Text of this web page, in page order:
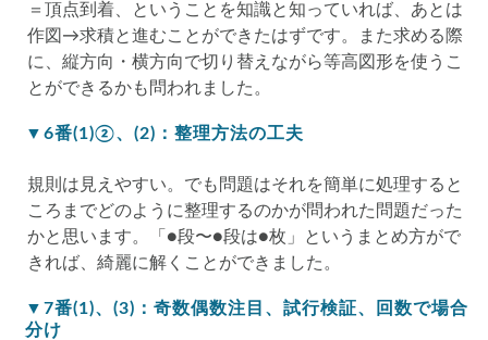
＝頂点到着、ということを知識と知っていれば、あとは
作図→求積と進むことができたはずです。また求める際
に、縦方向・横方向で切り替えながら等高図形を使うこ
とができるかも問われました。
▼6番(1)②、(2)：整理方法の工夫
規則は見えやすい。でも問題はそれを簡単に処理すると
ころまでどのように整理するのかが問われた問題だった
かと思います。「●段〜●段は●枚」というまとめ方がで
きれば、綺麗に解くことができました。
▼7番(1)、(3)：奇数偶数注目、試行検証、回数で場合
分け